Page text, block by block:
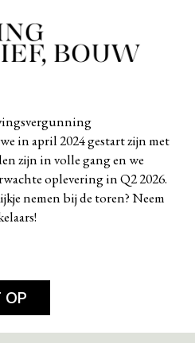
in april 2024 gestart zijn met
zijn in volle gang en we
oplevering in Q2 2026.
nemen bij de toren? Neem
OP